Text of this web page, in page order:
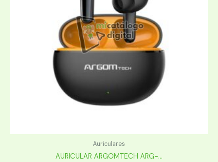
Auriculares
AURICULAR ARGOMTECH ARG-...